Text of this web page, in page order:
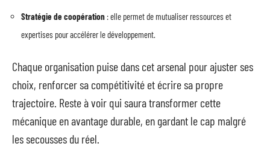
Stratégie de coopération : elle permet de mutualiser ressources et
expertises pour accélérer le développement.
Chaque organisation puise dans cet arsenal pour ajuster ses
choix, renforcer sa compétitivité et écrire sa propre
trajectoire. Reste à voir qui saura transformer cette
mécanique en avantage durable, en gardant le cap malgré
les secousses du réel.